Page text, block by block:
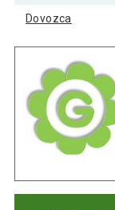
Dovozca